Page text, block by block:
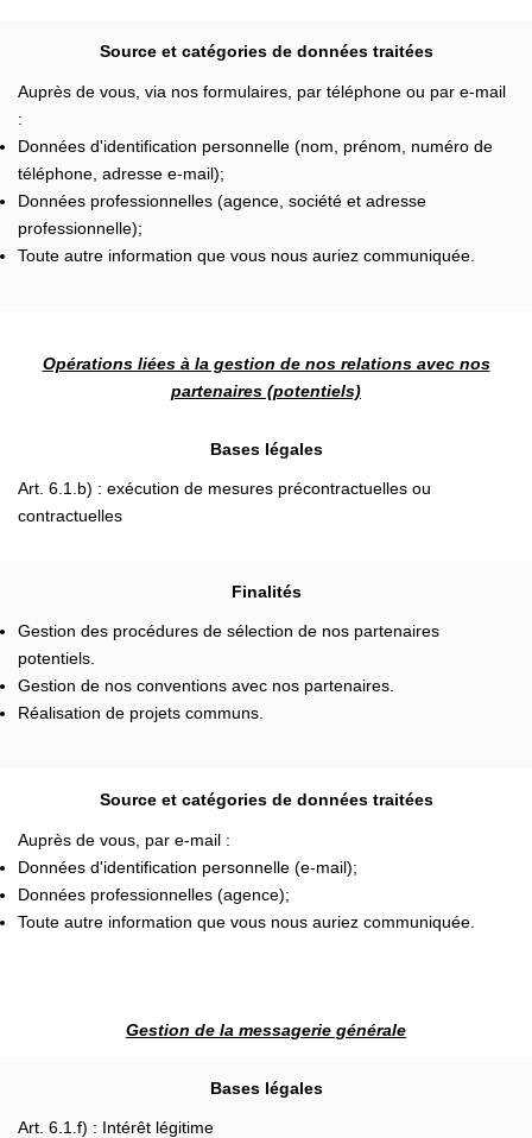
Source et catégories de données traitées
Auprès de vous, via nos formulaires, par téléphone ou par e-mail
:
Données d'identification personnelle (nom, prénom, numéro de
téléphone, adresse e-mail);
Données professionnelles (agence, société et adresse
professionnelle);
Toute autre information que vous nous auriez communiquée.
Opérations liées à la gestion de nos relations avec nos
partenaires (potentiels)
Bases légales
Art. 6.1.b) : exécution de mesures précontractuelles ou
contractuelles
Finalités
Gestion des procédures de sélection de nos partenaires
potentiels.
Gestion de nos conventions avec nos partenaires.
Réalisation de projets communs.
Source et catégories de données traitées
Auprès de vous, par e-mail :
Données d'identification personnelle (e-mail);
Données professionnelles (agence);
Toute autre information que vous nous auriez communiquée.
Gestion de la messagerie générale
Bases légales
Art. 6.1.f) : Intérêt légitime